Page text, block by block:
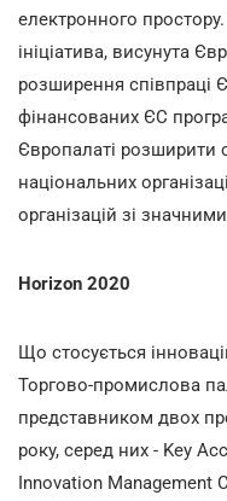
електронного
ініціатива, висунута
розширення співпраці
фінансованих ЄС
Європалаті розширити
національних
організацій зі
Horizon 2020
Що стосується
Торгово-промислова
представником двох
року, серед них - Key
Innovation Management